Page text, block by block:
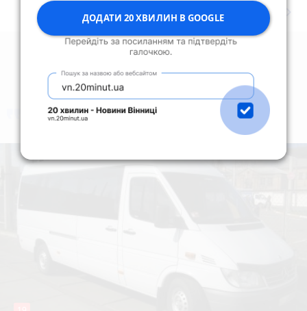
Дивитись ще
Найчастішекоментують
ДОДАТИ 20 ХВИЛИН В GOOGLE